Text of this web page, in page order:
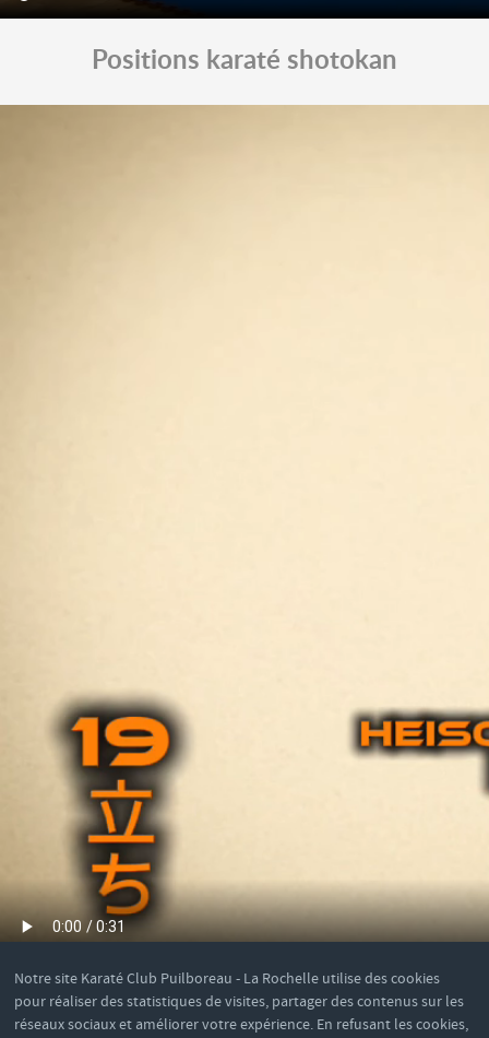
Positions karaté shotokan
Notre site Karaté Club Puilboreau - La Rochelle utilise des cookies
pour réaliser des statistiques de visites, partager des contenus sur les
réseaux sociaux et améliorer votre expérience. En refusant les cookies,